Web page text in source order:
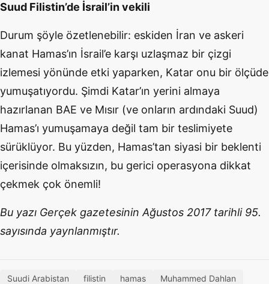
Suud Filistin’de İsrail’in vekili
Durum şöyle özetlenebilir: eskiden İran ve askeri
kanat Hamas’ın İsrail’e karşı uzlaşmaz bir çizgi
izlemesi yönünde etki yaparken, Katar onu bir ölçüde
yumuşatıyordu. Şimdi Katar’ın yerini almaya
hazırlanan BAE ve Mısır (ve onların ardındaki Suud)
Hamas’ı yumuşamaya değil tam bir teslimiyete
sürüklüyor. Bu yüzden, Hamas’tan siyasi bir beklenti
içerisinde olmaksızın, bu gerici operasyona dikkat
çekmek çok önemli!
Bu yazı Gerçek gazetesinin Ağustos 2017 tarihli 95.
sayısında yaynlanmıştır.
Suudi Arabistan filistin hamas
Muhammed Dahlan